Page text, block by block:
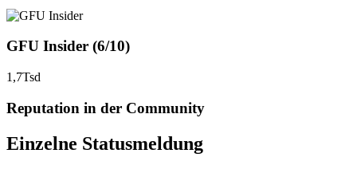
GFU Insider (6/10)
1,7Tsd
Reputation in der Community
Einzelne Statusmeldung